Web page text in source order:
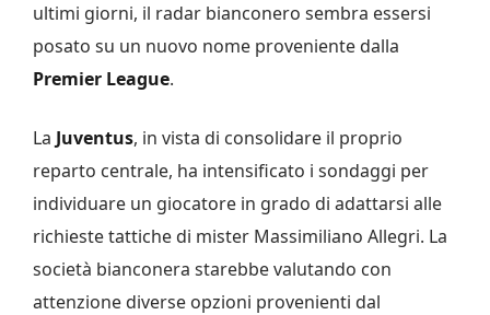
ultimi giorni, il radar bianconero sembra essersi
posato su un nuovo nome proveniente dalla
Premier League.
La Juventus, in vista di consolidare il proprio
reparto centrale, ha intensificato i sondaggi per
individuare un giocatore in grado di adattarsi alle
richieste tattiche di mister Massimiliano Allegri. La
società bianconera starebbe valutando con
attenzione diverse opzioni provenienti dal